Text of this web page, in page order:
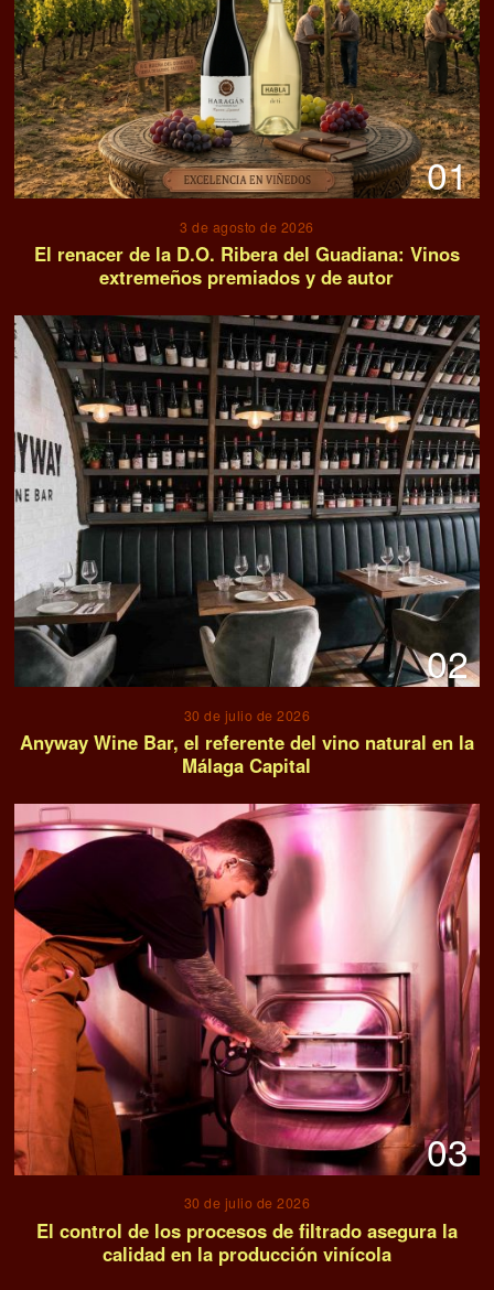
01
3 de agosto de 2026
El renacer de la D.O. Ribera del Guadiana: Vinos
extremeños premiados y de autor
02
30 de julio de 2026
Anyway Wine Bar, el referente del vino natural en la
Málaga Capital
03
30 de julio de 2026
El control de los procesos de filtrado asegura la
calidad en la producción vinícola